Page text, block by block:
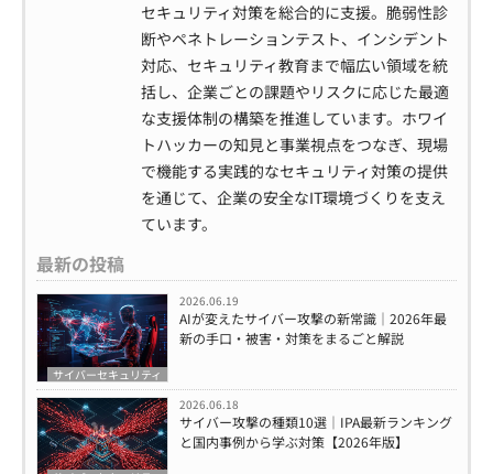
セキュリティ対策を総合的に支援。脆弱性診
断やペネトレーションテスト、インシデント
対応、セキュリティ教育まで幅広い領域を統
括し、企業ごとの課題やリスクに応じた最適
な支援体制の構築を推進しています。ホワイ
トハッカーの知見と事業視点をつなぎ、現場
で機能する実践的なセキュリティ対策の提供
を通じて、企業の安全なIT環境づくりを支え
ています。
最新の投稿
サイバーセキュリティ
2026.06.19
AIが変えたサイバー攻撃の新常識｜2026年最
新の手口・被害・対策をまるごと解説
2026.06.18
サイバー攻撃の種類10選｜IPA最新ランキング
と国内事例から学ぶ対策【2026年版】